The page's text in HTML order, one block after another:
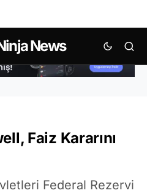
News
Faiz Kararını
Federal Rezervi